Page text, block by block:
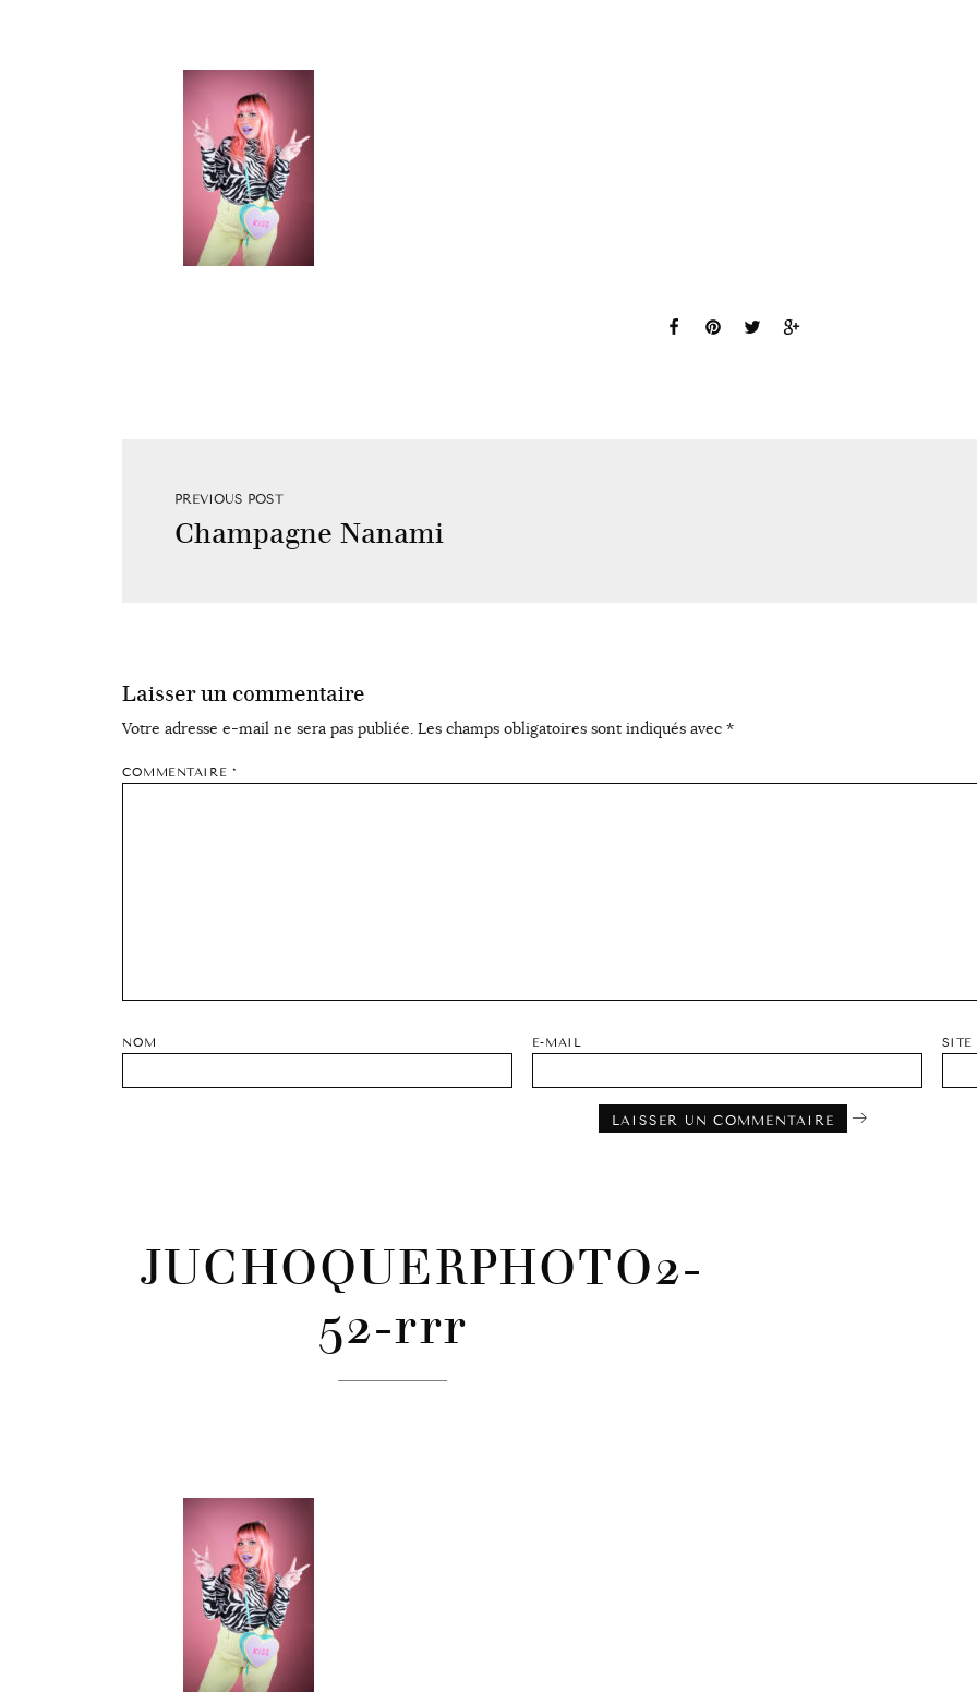
PREVIOUS POST
Champagne Nanami
Laisser un commentaire
Votre adresse e-mail ne sera pas publiée. Les champs obligatoires sont indiqués avec *
COMMENTAIRE *
NOM E-MAIL SITE
JUCHOQUERPHOTO2-
52-rrr